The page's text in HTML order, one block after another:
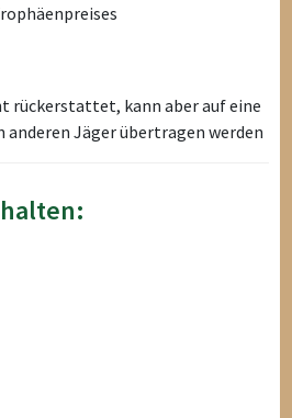
rückerstattet, kann aber auf eine
anderen Jäger übertragen werden